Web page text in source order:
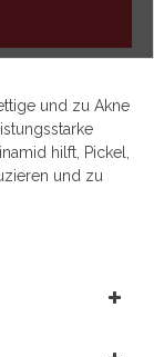
und zu Akne
hilft, Pickel,
und zu